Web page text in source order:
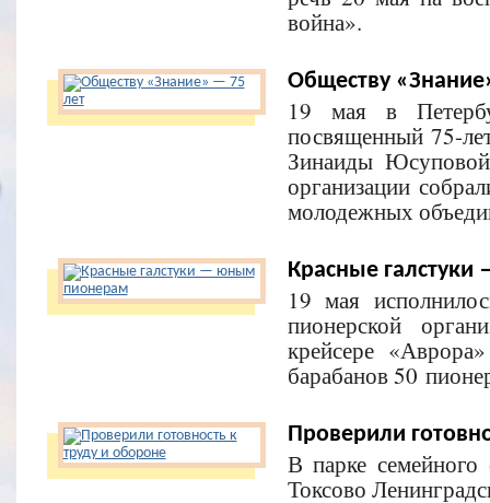
война».
Обществу
19 мая в
посвященный 75-
Зинаиды
организации
молодежных
Красные
19 мая
пионерской
крейсере
барабанов 50
Проверили
В парке
Токсово